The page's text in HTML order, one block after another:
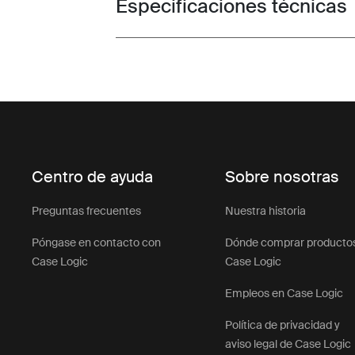
Especificaciones técnicas
Centro de ayuda
Preguntas frecuentes
Póngase en contacto con
Case Logic
Sobre nosotras
Nuestra historia
Dónde comprar
Case Logic
Empleos en Case Logic
Política de privacidad y
aviso legal de Case Logic